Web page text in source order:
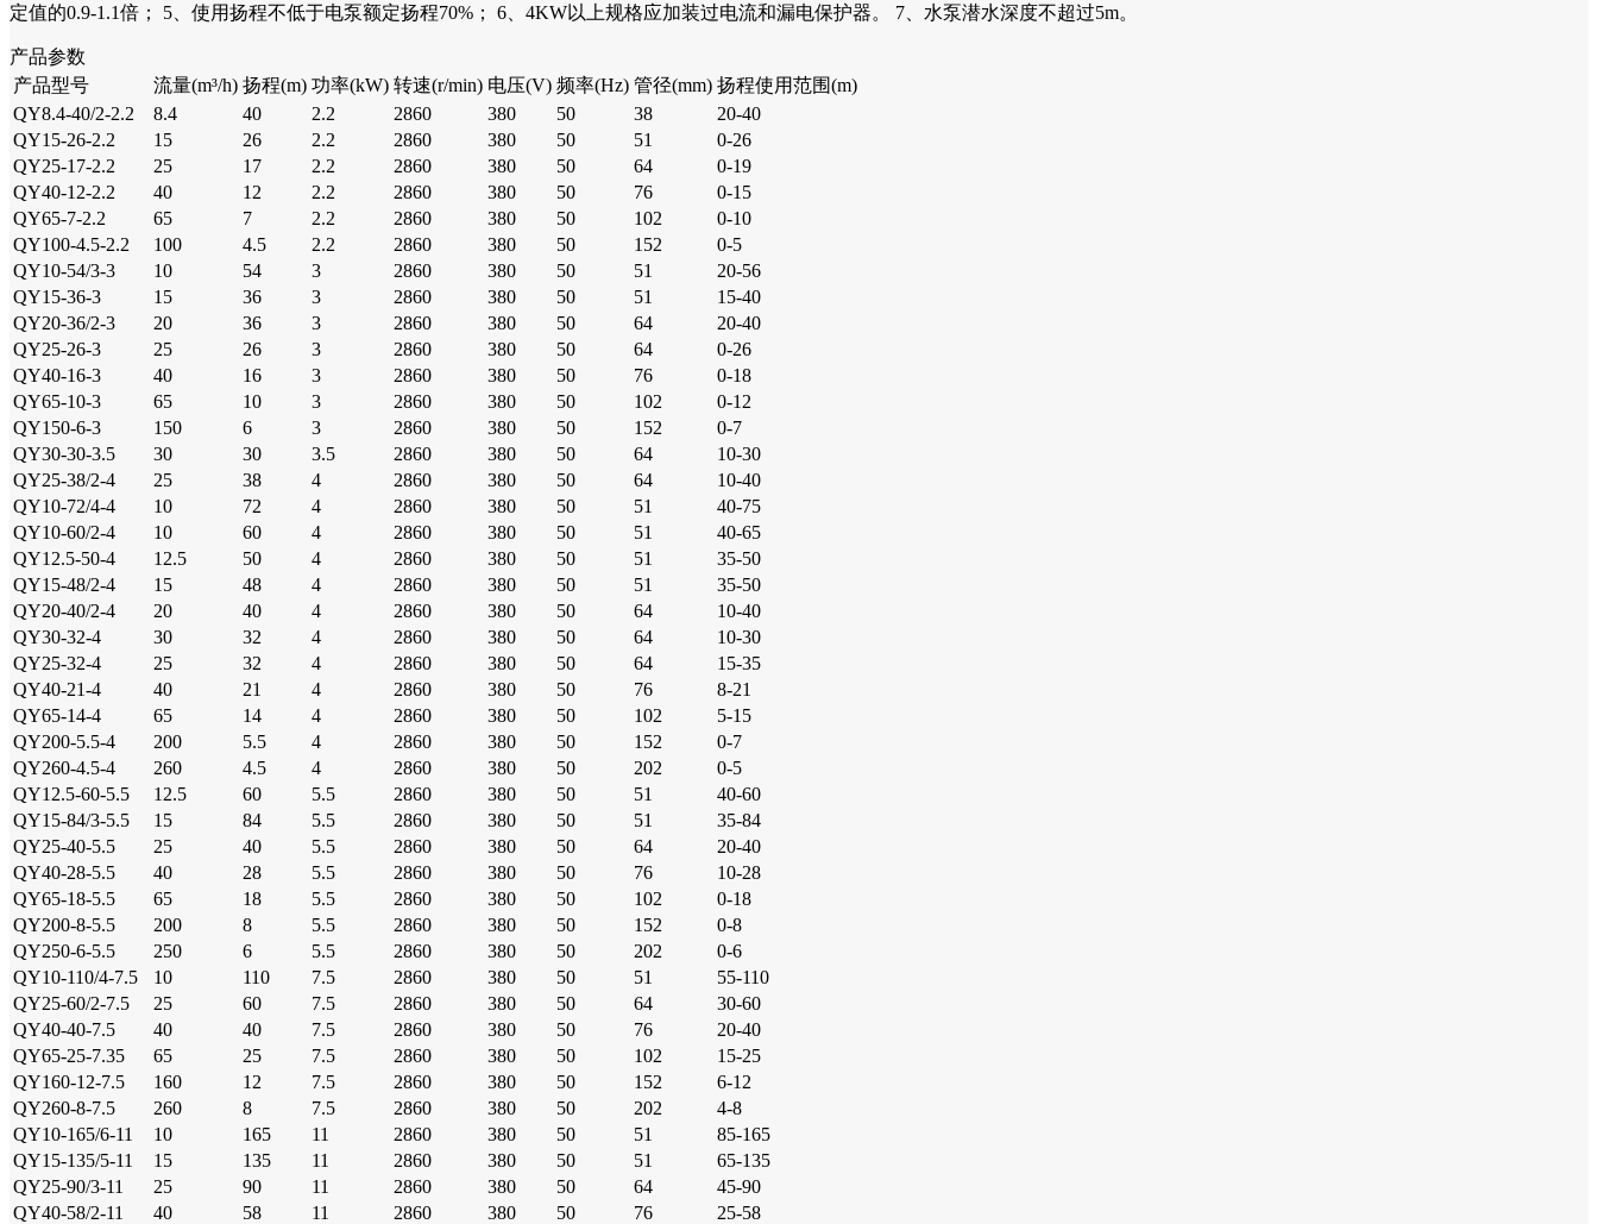
定值的0.9-1.1倍； 5、使用扬程不低于电泵额定扬程70%； 6、4KW以上规格应加装过电流和漏电保护器。 7、水泵潜水深度不超过5m。
产品参数
产品型号
流量(m³/h) 扬程(m) 功率(kW) 转速(r/min) 电压(V) 频率(Hz) 管径(mm) 扬程使用范围(m)
QY8.4-40/2-2.2
8.4 40 2.2 2860 380 50 38
20-40
QY15-26-2.2
15 26 2.2 2860 380 50 51
0-26
QY25-17-2.2
25 17 2.2 2860 380 50 64
0-19
QY40-12-2.2
40 12 2.2 2860 380 50 76
0-15
QY65-7-2.2
65 7 2.2 2860 380 50 102
0-10
QY100-4.5-2.2
100 4.5 2.2 2860 380 50 152
0-5
QY10-54/3-3
10 54 3 2860 380 50 51
20-56
QY15-36-3
15 36 3 2860 380 50 51
15-40
QY20-36/2-3
20 36 3 2860 380 50 64
20-40
QY25-26-3
25 26 3 2860 380 50 64
0-26
QY40-16-3
40 16 3 2860 380 50 76
0-18
QY65-10-3
65 10 3 2860 380 50 102
0-12
QY150-6-3
150 6 3 2860 380 50 152
0-7
QY30-30-3.5
30 30 3.5 2860 380 50 64
10-30
QY25-38/2-4
25 38 4 2860 380 50 64
10-40
QY10-72/4-4
10 72 4 2860 380 50 51
40-75
QY10-60/2-4
10 60 4 2860 380 50 51
40-65
QY12.5-50-4
12.5 50 4 2860 380 50 51
35-50
QY15-48/2-4
15 48 4 2860 380 50 51
35-50
QY20-40/2-4
20 40 4 2860 380 50 64
10-40
QY30-32-4
30 32 4 2860 380 50 64
10-30
QY25-32-4
25 32 4 2860 380 50 64
15-35
QY40-21-4
40 21 4 2860 380 50 76
8-21
QY65-14-4
65 14 4 2860 380 50 102
5-15
QY200-5.5-4
200 5.5 4 2860 380 50 152
0-7
QY260-4.5-4
260 4.5 4 2860 380 50 202
0-5
QY12.5-60-5.5
12.5 60 5.5 2860 380 50 51
40-60
QY15-84/3-5.5
15 84 5.5 2860 380 50 51
35-84
QY25-40-5.5
25 40 5.5 2860 380 50 64
20-40
QY40-28-5.5
40 28 5.5 2860 380 50 76
10-28
QY65-18-5.5
65 18 5.5 2860 380 50 102
0-18
QY200-8-5.5
200 8 5.5 2860 380 50 152
0-8
QY250-6-5.5
250 6 5.5 2860 380 50 202
0-6
QY10-110/4-7.5
10 110 7.5 2860 380 50 51
55-110
QY25-60/2-7.5
25 60 7.5 2860 380 50 64
30-60
QY40-40-7.5
40 40 7.5 2860 380 50 76
20-40
QY65-25-7.35
65 25 7.5 2860 380 50 102
15-25
QY160-12-7.5
160 12 7.5 2860 380 50 152
6-12
QY260-8-7.5
260 8 7.5 2860 380 50 202
4-8
QY10-165/6-11
10 165 11 2860 380 50 51
85-165
QY15-135/5-11
15 135 11 2860 380 50 51
65-135
QY25-90/3-11
25 90 11 2860 380 50 64
45-90
QY40-58/2-11
40 58 11 2860 380 50 76
25-58